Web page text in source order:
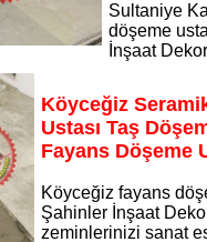
Sultaniye
döşeme
İnşaat
gibi işleyen uzman
bölgesine özel hizmet
Köyceğiz
Ustası Taş
Fayans Döşeme
Köyceğiz fayans
Şahinler İnşaat
zeminlerinizi sanat